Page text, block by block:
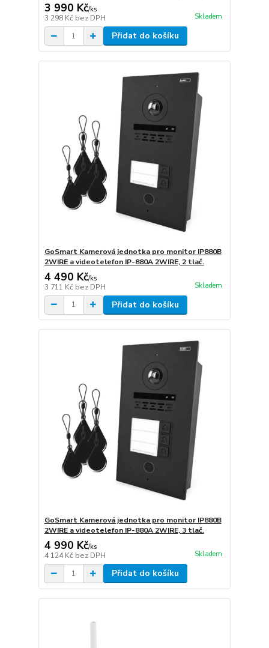
3 990 Kč/ks
3 298 Kč bez DPH Skladem
Přidat do košíku
GoSmart Kamerová jednotka pro monitor IP880B
2WIRE a videotelefon IP-880A 2WIRE, 2 tlač.
4 490 Kč/ks
3 711 Kč bez DPH Skladem
Přidat do košíku
GoSmart Kamerová jednotka pro monitor IP880B
2WIRE a videotelefon IP-880A 2WIRE, 3 tlač.
4 990 Kč/ks
4 124 Kč bez DPH Skladem
Přidat do košíku